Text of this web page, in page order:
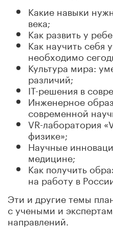
Какие навыки
века;
Как развить у
Как научить себя
необходимо
Культура мира:
различий;
IT-решения в
Инженерное
современной
VR-лаборатория
физике»;
Научные
медицине;
Как получить
на работу в
Эти и другие темы
с учеными и
направлений.